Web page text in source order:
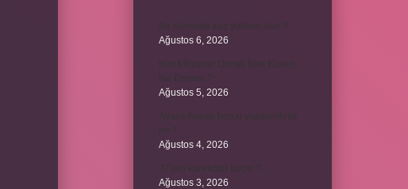
Bir cümlede kaç yüklem olur ?
Ağustos 6, 2026
Kim Milyoner Olmak İster Kuran
Ağustos 5, 2026
Avans hesap borcu yapılandırılır
Ağustos 4, 2026
Ağustos 3, 2026